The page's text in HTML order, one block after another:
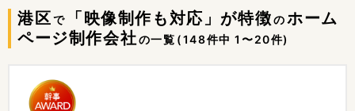
港区で 「映像制作も対応」が特徴のホーム
ページ制作会社の一覧 (148件中 1〜20件)